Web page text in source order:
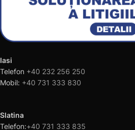
Iasi
Telefon +40 232 256 250
Mobil: +40 731 333 830
Slatina
Telefon:+40 731 333 835